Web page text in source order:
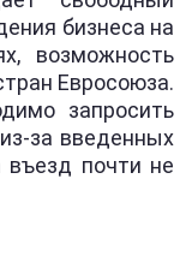
бизнеса на
возможность
Евросоюза.
запросить
за введенных
въезд почти не